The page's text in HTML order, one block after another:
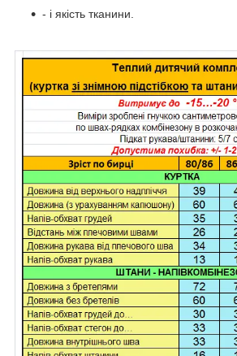
- і якість тканини.